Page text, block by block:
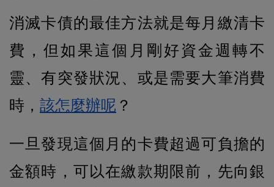
消滅卡債的最佳方法就是每月繳清卡
費，但如果這個月剛好資金週轉不
靈、有突發狀況、或是需要大筆消費
時， 該怎麼辦呢 ？
一旦發現這個月的卡費超過可負擔的
金額時，可以在繳款期限前，先向銀